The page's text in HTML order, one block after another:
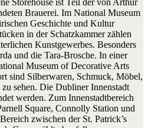
Brauerei. Im National Museum
Geschichte und Kultur
in der Schatzkammer zählen
Kunstgewerbes. Besonders
und die Tara-Brosche. In einer
Museum of Decorative Arts
sind Silberwaren, Schmuck, Möbel,
sehen. Die Dubliner Innenstadt
werden. Zum Innenstadtbereich
Square, Connolly Station und
zwischen der St. Patrick’s